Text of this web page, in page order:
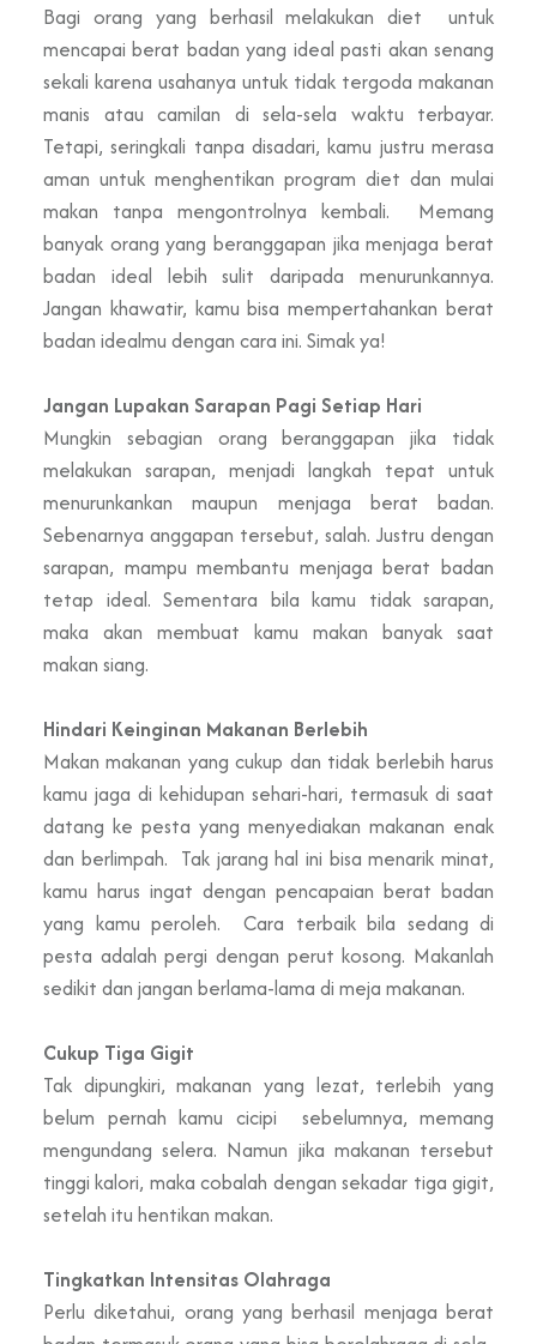
Bagi orang yang berhasil melakukan diet untuk
mencapai berat badan yang ideal pasti akan senang
sekali karena usahanya untuk tidak tergoda makanan
manis atau camilan di sela-sela waktu terbayar.
Tetapi, seringkali tanpa disadari, kamu justru merasa
aman untuk menghentikan program diet dan mulai
makan tanpa mengontrolnya kembali. Memang
banyak orang yang beranggapan jika menjaga berat
badan ideal lebih sulit daripada menurunkannya.
Jangan khawatir, kamu bisa mempertahankan berat
badan idealmu dengan cara ini. Simak ya!
Jangan Lupakan Sarapan Pagi Setiap Hari
Mungkin sebagian orang beranggapan jika tidak
melakukan sarapan, menjadi langkah tepat untuk
menurunkankan maupun menjaga berat badan.
Sebenarnya anggapan tersebut, salah. Justru dengan
sarapan, mampu membantu menjaga berat badan
tetap ideal. Sementara bila kamu tidak sarapan,
maka akan membuat kamu makan banyak saat
makan siang.
Hindari Keinginan Makanan Berlebih
Makan makanan yang cukup dan tidak berlebih harus
kamu jaga di kehidupan sehari-hari, termasuk di saat
datang ke pesta yang menyediakan makanan enak
dan berlimpah. Tak jarang hal ini bisa menarik minat,
kamu harus ingat dengan pencapaian berat badan
yang kamu peroleh. Cara terbaik bila sedang di
pesta adalah pergi dengan perut kosong. Makanlah
sedikit dan jangan berlama-lama di meja makanan.
Cukup Tiga Gigit
Tak dipungkiri, makanan yang lezat, terlebih yang
belum pernah kamu cicipi sebelumnya, memang
mengundang selera. Namun jika makanan tersebut
tinggi kalori, maka cobalah dengan sekadar tiga gigit,
setelah itu hentikan makan.
Tingkatkan Intensitas Olahraga
Perlu diketahui, orang yang berhasil menjaga berat